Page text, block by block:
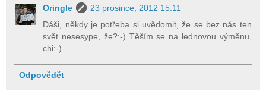
Oringle
23 prosince, 2012 15:11
Dáši, někdy je potřeba si uvědomit, že se bez nás ten
svět nesesype, že?:-) Těším se na lednovou výměnu,
chi:-)
Odpovědět